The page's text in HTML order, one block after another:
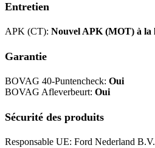
Entretien
APK (CT): Nouvel APK (MOT) à la
Garantie
BOVAG 40-Puntencheck: Oui
BOVAG Afleverbeurt: Oui
Sécurité des produits
Responsable UE: Ford Nederland